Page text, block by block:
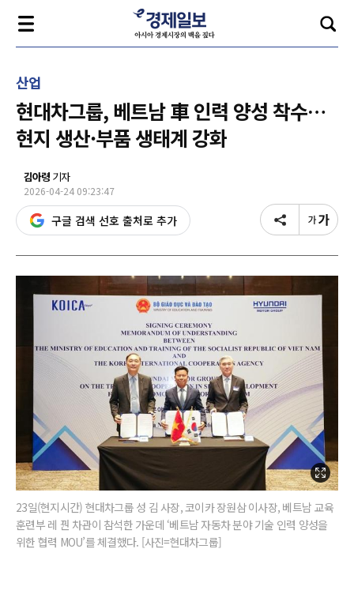
산업
현대차그룹, 베트남 車 인력 양성 착수…
현지 생산·부품 생태계 강화
김아령 기자
2026-04-24 09:23:47
구글 검색 선호 출처로 추가
23일(현지시간) 현대차그룹 성 김 사장, 코이카 장원삼 이사장, 베트남 교육
훈련부 레 꿘 차관이 참석한 가운데 ‘베트남 자동차 분야 기술 인력 양성을
위한 협력 MOU’를 체결했다. [사진=현대차그룹]